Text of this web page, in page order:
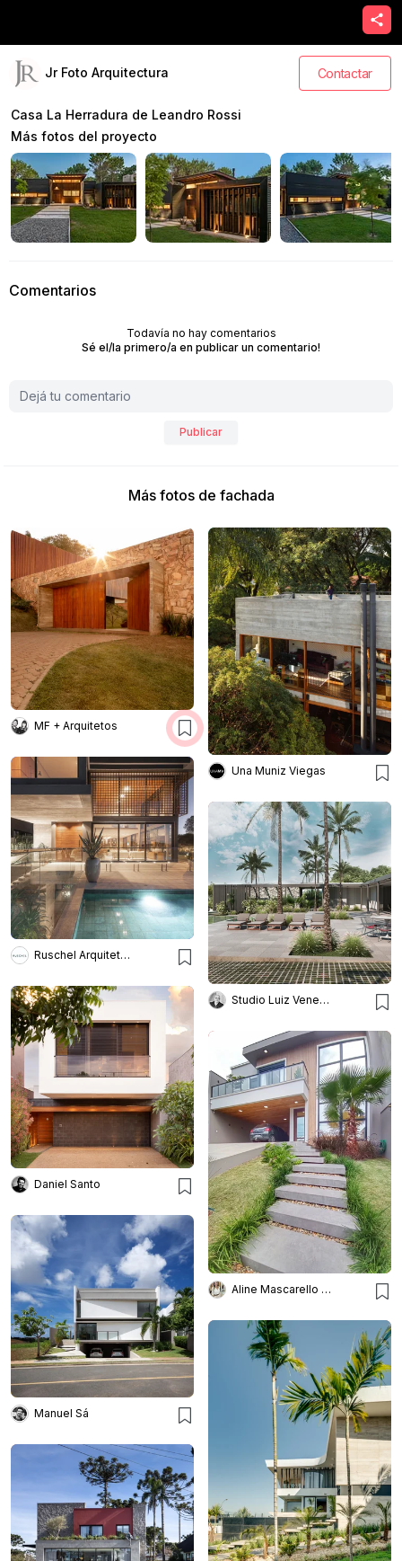
Jr Foto Arquitectura Contactar
Casa La Herradura de Leandro Rossi
Más fotos del proyecto
Comentarios
Todavía no hay comentarios
Sé el/la primero/a en publicar un comentario!
Publicar
Más fotos de fachada
MF + Arquitetos
Una Muniz Viegas
Ruschel Arquitetura e Urbanism
Studio Luiz Veneziano Arqu.
Daniel Santo
Aline Mascarello Arquitetura
Manuel Sá